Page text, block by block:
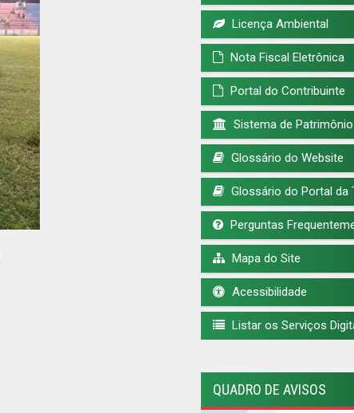
Licença Ambiental
Nota Fiscal Eletrônica
Portal do Contribuinte
Sistema de Patrimônio
Glossário do Website
Glossário do Portal da
Perguntas
Mapa do Site
Acessibilidade
Listar os Serviços
QUADRO DE AVISOS